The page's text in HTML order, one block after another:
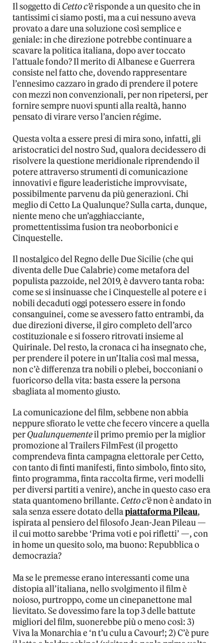
Il soggetto diCetto c’èrisponde a un quesito che in
tantissimi ci siamo posti, ma a cui nessuno aveva
provato a dare una soluzione così semplice e
geniale: in che direzione potrebbe continuare a
scavare la politica italiana, dopo aver toccato
l’attuale fondo? Il merito di Albanese e Guerrera
consiste nel fatto che, dovendo rappresentare
l’ennesimo cazzaro in grado di prendere il potere
con mezzi non convenzionali, per non ripetersi, per
fornire sempre nuovi spunti alla realtà, hanno
pensato di virare verso l’ancien régime.
Questa volta a essere presi di mira sono, infatti, gli
aristocratici del nostro Sud, qualora decidessero di
risolvere la questione meridionale riprendendo il
potere attraverso strumenti di comunicazione
innovativi e figure leaderistiche improvvisate,
possibilmente parvenu da più generazioni. Chi
meglio di Cetto La Qualunque? Sulla carta, dunque,
niente meno che un’agghiacciante,
promettentissima fusion tra neoborbonici e
Cinquestelle.
Il nostalgico del Regno delle Due Sicilie (che qui
diventa delle Due Calabrie) come metafora del
populista pazzoide, nel 2019, è davvero tanta roba:
come se si insinuasse che i Cinquestelle al potere e i
nobili decaduti oggi potessero essere in fondo
consanguinei, come se avessero fatto entrambi, da
due direzioni diverse, il giro completo dell’arco
costituzionale e si fossero ritrovati insieme al
Quirinale. Del resto, la cronaca ci ha insegnato che,
per prendere il potere in un’Italia così mal messa,
non c’è differenza tra nobili o plebei, bocconiani o
fuoricorso della vita: basta essere la persona
sbagliata al momento giusto.
La comunicazione del film, sebbene non abbia
neppure sfiorato le vette che fecero vincere a quella
perQualunquementeil primo premio per la miglior
promozione al Trailers FilmFest (il progetto
comprendeva finta campagna elettorale per Cetto,
con tanto di finti manifesti, finto simbolo, finto sito,
finto programma, finta raccolta firme, veri modelli
per diversi partiti a venire), anche in questo caso era
stata quantomeno brillante. Cetto c’ènon è andato in
sala senza essere dotato dellapiattaforma Pileau,
ispirata al pensiero del filosofo Jean-Jean Pileau —
il cui motto sarebbe ‘Prima voti e poi rifletti’ —, con
in home un quesito solo, ma buono: Repubblica o
democrazia?
Ma se le premesse erano interessanti come una
distopia all’italiana, nello svolgimento il film è
noioso, purtroppo, come un cinepanettone mal
lievitato. Se dovessimo fare la top 3 delle battute
migliori del film, suonerebbe più o meno così: 3)
Viva la Monarchia e ‘n t’u culu a Cavour!; 2) C’è pure